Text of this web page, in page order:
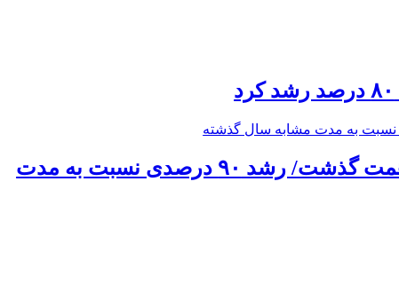
حق بیمه تولیدی بیمه ملت در چهار ماه نخست امسال از ۱۴.۵ همت گذشت/ رشد ۹۰ درصدی نسبت به مدت